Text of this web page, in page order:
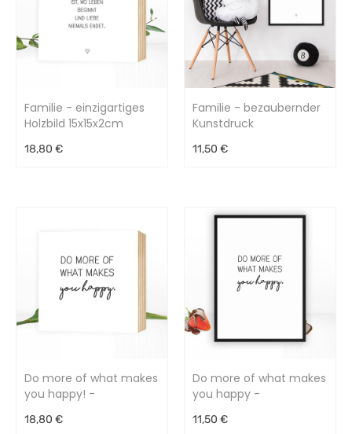
Familie - einzigartiges
Holzbild 15x15x2cm
18,80 €
Familie - bezaubernder
Kunstdruck
11,50 €
Do more of what makes
you happy! -
15x15x2cm
18,80 €
Do more of what makes
you happy -
Kunstdruck
11,50 €